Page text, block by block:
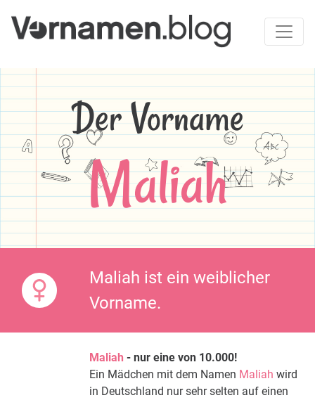
Der Vorname
Maliah
Maliah ist ein weiblicher
Vorname.
Maliah - nur eine von 10.000!
Ein Mädchen mit dem Namen Maliah wird
in Deutschland nur sehr selten auf einen